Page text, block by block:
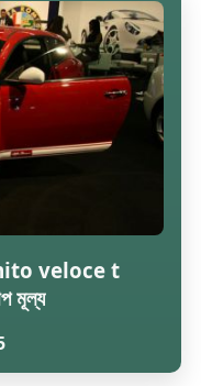
veloce t
মূল্য